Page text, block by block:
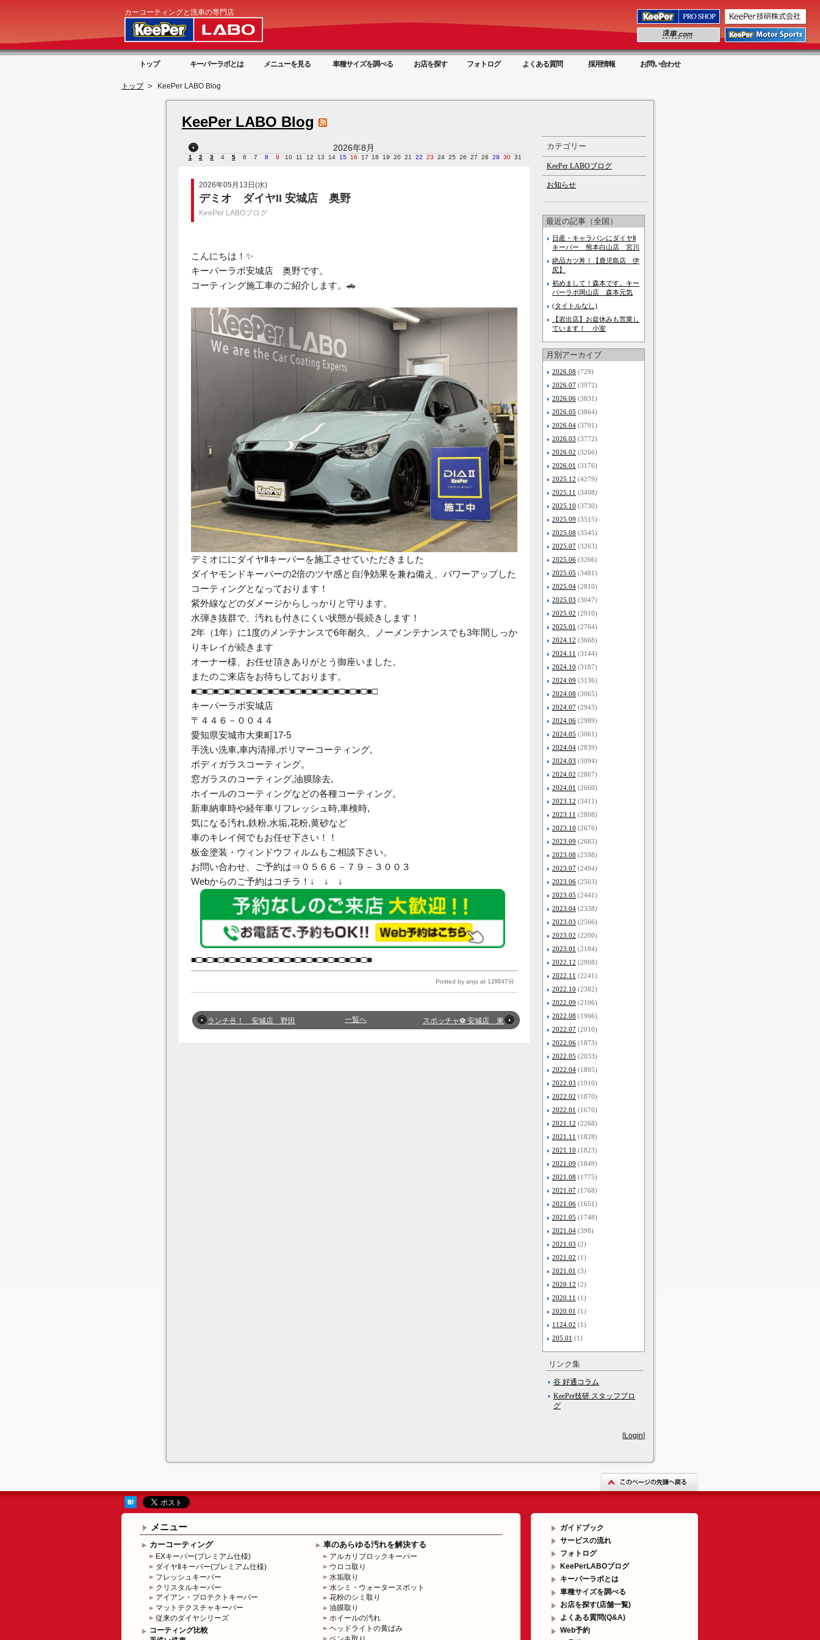
カーコーティングと洗車の専門店
トップ キーパーラボとは メニューを見る 車種サイズを調べる お店を探す フォトログ よくある質問 採用情報 お問い合わせ
トップ KeePer LABO Blog
KeePer LABO Blog
2026年8月
1 2 3 4 5 6 7 8 9 10 11 12 13 14 15 16 17 18 19 20 21 22 23 24 25 26 27 28 29 30 31
2026年05月13日(水)
デミオ ダイヤII 安城店 奥野
KeePer LABOブログ
こんにちは！✨
キーパーラボ安城店 奥野です。
コーティング施工車のご紹介します。🚗
デミオににダイヤⅡキーパーを施工させていただきました
ダイヤモンドキーパーの2倍のツヤ感と自浄効果を兼ね備え、パワーアップした
コーティングとなっております！
紫外線などのダメージからしっかりと守ります。
水弾き抜群で、汚れも付きにくい状態が長続きします！
2年（1年）に1度のメンテナンスで6年耐久、ノーメンテナンスでも3年間しっか
りキレイが続きます
オーナー様、お任せ頂きありがとう御座いました。
またのご来店をお待ちしております。
■□■□■□■□■□■□■□■□■□■□■□■□■□■□■□■□■□
キーパーラボ安城店
〒４４６－００４４
愛知県安城市大東町17-5
手洗い洗車,車内清掃,ポリマーコーティング,
ボディガラスコーティング。
窓ガラスのコーティング,油膜除去,
ホイールのコーティングなどの各種コーティング。
新車納車時や経年車リフレッシュ時,車検時,
気になる汚れ,鉄粉,水垢,花粉,黄砂など
車のキレイ何でもお任せ下さい！！
板金塗装・ウィンドウフィルムもご相談下さい。
お問い合わせ、ご予約は⇒０５６６－７９－３００３
Webからのご予約はコチラ！↓ ↓ ↓
■□■□■□■□■□■□■□■□■□■□■□■□■□■□■□■□■
Posted by anjo at 12時47分
ランチ🍜！ 安城店 野田 一覧へ スポッチャ⚽️ 安城店 東
カテゴリー
KeePer LABOブログ
お知らせ
最近の記事（全国）
日産・キャラバンにダイヤⅡ
キーパー 熊本白山店 宮川
絶品カツ丼！【鹿児島店 伊
尻】
初めまして！森本です。キー
パーラボ岡山店 森本元気
(タイトルなし)
【岩出店】お盆休みも営業し
ています！ 小室
月別アーカイブ
2026.08 (729)
2026.07 (3972)
2026.06 (3831)
2026.05 (3864)
2026.04 (3791)
2026.03 (3772)
2026.02 (3266)
2026.01 (3176)
2025.12 (4279)
2025.11 (3408)
2025.10 (3730)
2025.09 (3515)
2025.08 (3545)
2025.07 (3263)
2025.06 (3266)
2025.05 (3481)
2025.04 (2810)
2025.03 (3047)
2025.02 (2910)
2025.01 (2764)
2024.12 (3668)
2024.11 (3144)
2024.10 (3187)
2024.09 (3136)
2024.08 (3065)
2024.07 (2943)
2024.06 (2989)
2024.05 (3061)
2024.04 (2839)
2024.03 (3094)
2024.02 (2867)
2024.01 (2660)
2023.12 (3411)
2023.11 (2808)
2023.10 (2676)
2023.09 (2683)
2023.08 (2598)
2023.07 (2494)
2023.06 (2503)
2023.05 (2441)
2023.04 (2338)
2023.03 (2566)
2023.02 (2200)
2023.01 (2184)
2022.12 (2908)
2022.11 (2241)
2022.10 (2382)
2022.09 (2106)
2022.08 (1966)
2022.07 (2010)
2022.06 (1873)
2022.05 (2033)
2022.04 (1895)
2022.03 (1910)
2022.02 (1870)
2022.01 (1670)
2021.12 (2268)
2021.11 (1828)
2021.10 (1823)
2021.09 (1849)
2021.08 (1775)
2021.07 (1768)
2021.06 (1651)
2021.05 (1748)
2021.04 (398)
2021.03 (2)
2021.02 (1)
2021.01 (3)
2020.12 (2)
2020.11 (1)
2020.01 (1)
1124.02 (1)
205.01 (1)
リンク集
谷 好通コラム
KeePer技研 スタッフブロ
グ
[Login]
メニュー
カーコーティング
EXキーパー(プレミアム仕様)
ダイヤⅡキーパー(プレミアム仕様)
フレッシュキーパー
クリスタルキーパー
アイアン・プロテクトキーパー
マットテクスチャキーパー
従来のダイヤシリーズ
コーティング比較
車のあらゆる汚れを解決する
アルカリブロックキーパー
ウロコ取り
水垢取り
水シミ・ウォータースポット
花粉のシミ取り
油膜取り
ホイールの汚れ
ヘッドライトの黄ばみ
ガイドブック
サービスの流れ
フォトログ
KeePerLABOブログ
キーパーラボとは
車種サイズを調べる
お店を探す(店舗一覧)
よくある質問(Q&A)
Web予約